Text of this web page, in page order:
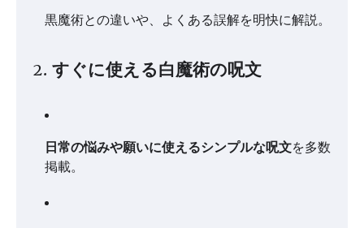
黒魔術との違いや、よくある誤解を明快に解説。
2. すぐに使える白魔術の呪文
日常の悩みや願いに使えるシンプルな呪文を多数
掲載。